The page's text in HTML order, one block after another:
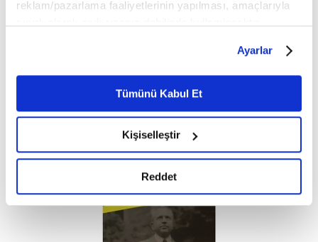
reklam/pazarlama faaliyetlerinin yapılması, amaçlarıyla
belirleyebilirsiniz. Çerezlere ilişkin detaylı bilgi için
Ayarlar butonuna tıklayabilir,Çerez Bilgilendirme
Metnimizi ziyaret edebilirsiniz.
6698 sayılı Kişisel Verilerin Korunması Kanunu uyarınca
okumak ve sitemizi ziyaretiniz kapsamında
gerçekleştirilen veri işleme faaliyetleri ile ilgili daha
detaylı bilgi almak için lütfentıklayınız.
Ayarlar
Tümünü Kabul Et
Kişiselleştir
Reddet